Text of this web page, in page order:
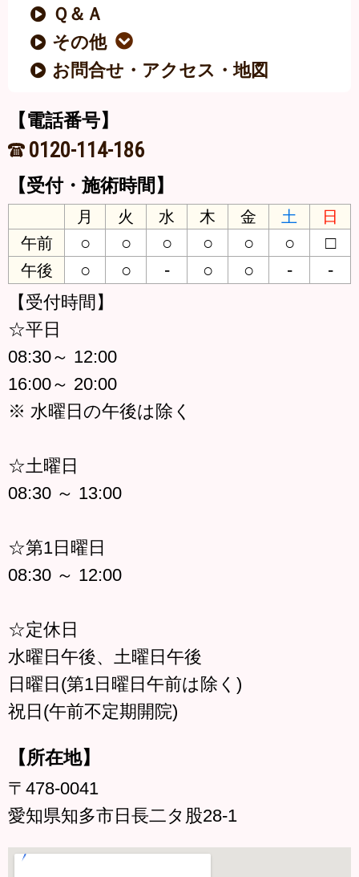
Ｑ＆Ａ
その他
お問合せ・アクセス・地図
【電話番号】
0120-114-186
【受付・施術時間】
月 火 水 木 金 土
日
午前
○ ○ ○ ○ ○ ○ □
午後 ○ ○ - ○ ○ -
-
【受付時間】
☆平日
08:30～ 12:00
16:00～ 20:00
※ 水曜日の午後は除く
☆土曜日
08:30 ～ 13:00
☆第1日曜日
08:30 ～ 12:00
☆定休日
水曜日午後、土曜日午後
日曜日(第1日曜日午前は除く)
祝日(午前不定期開院)
【所在地】
〒478-0041
愛知県知多市日長二タ股28-1